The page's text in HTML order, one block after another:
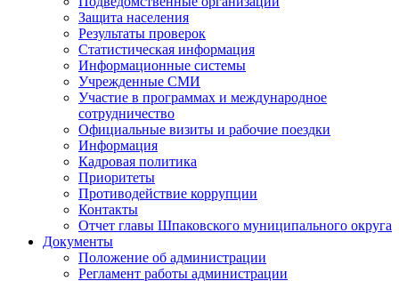
Защита населения
Результаты проверок
Статистическая информация
Информационные системы
Учрежденные СМИ
Участие в программах и международное
сотрудничество
Официальные визиты и рабочие поездки
Информация
Кадровая политика
Приоритеты
Противодействие коррупции
Контакты
Отчет главы Шпаковского муниципального округа
Документы
Положение об администрации
Регламент работы администрации